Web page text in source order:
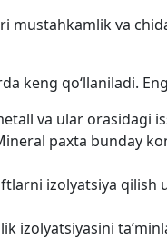
mustahkamlik va
keng qo‘llaniladi.
va ular orasidagi
paxta bunday
izolyatsiya
izolyatsiyasini